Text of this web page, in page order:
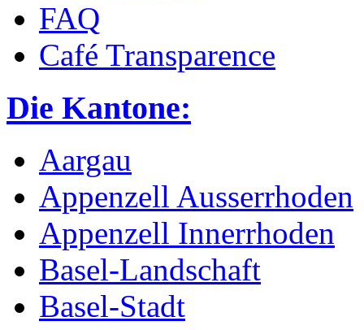
FAQ
Café Transparence
Die Kantone:
Aargau
Appenzell Ausserrhoden
Appenzell Innerrhoden
Basel-Landschaft
Basel-Stadt